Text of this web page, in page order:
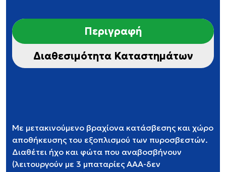
Περιγραφή
Διαθεσιμότητα Καταστημάτων
Με μετακινούμενο βραχίονα κατάσβεσης και χώρο
αποθήκευσης του εξοπλισμού των πυροσβεστών.
Διαθέτει ήχο και φώτα που αναβοσβήνουν
(λειτουργούν με 3 μπαταρίες ΑΑΑ-δεν